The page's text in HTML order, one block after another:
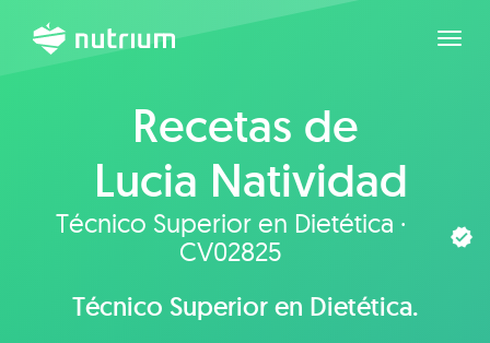
Recetas de
Lucia Natividad
Sanchis Benitez
Técnico Superior en Dietética ·
CV02825
Técnico Superior en Dietética.